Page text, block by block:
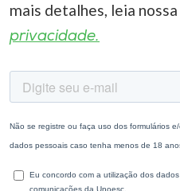
mais detalhes, leia nossa
privacidade.